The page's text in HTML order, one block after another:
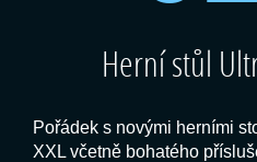
Herní stůl
Pořádek s novými herními
XXL včetně bohatého